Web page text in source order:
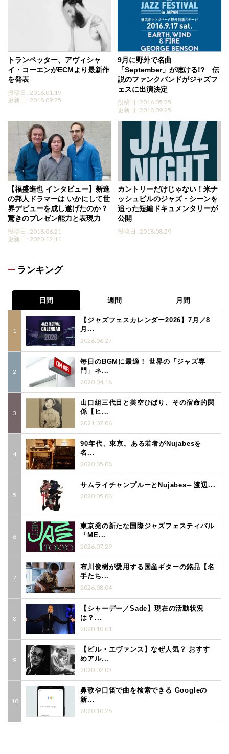
トランペッター、アヴィシャ
イ・コーエンがECMより最新作
を発表
投稿日 : 2016.01.19
更新日 : 2018.09.25
9月に野外で名曲
「September」が聴ける!? 伝
説のファンクバンドがジャズフ
ェスに出演決定
投稿日 : 2016.05.25
更新日 : 2018.09.25
【福盛進也 インタビュー】新進
の邦人ドラマーは いかにして世
界デビューを成し遂げたのか？
驚きのプレゼン能力と表現力
投稿日 : 2018.06.21
更新日 : 2020.12.11
カントリーだけじゃない！米ナ
ッシュビルのジャズ・シーンを
追った短編ドキュメンタリーが
公開
投稿日 : 2018.08.29
ランキング
日間 週間 月間
【ジャズフェスカレンダー2026】7月／8
月...
2026.06.27
毎日のBGMに最適！ 世界の「ジャズ専
門」ネ...
2020.04.18
山口組三代目と美空ひばり、その宿命的関
係【ヒ...
2021.07.06
90年代、東京。ある若者がNujabesを
名...
2020.05.08
サムライチャンプルーとNujabes─ 渡辺...
2020.05.08
東京発の新たな国際ジャズフェスティバル
「ME...
2026.07.29
布川俊樹が愛用する国産ギターの銘品【名
手たち...
2026.08.04
【シャーデー／Sade】現在の活動状況
は？...
2020.10.01
【ビル・エヴァンス】なぜ人気？ おすす
めアル...
2020.02.03
鼻歌や口笛で曲を検索できる Googleの
新...
2020.10.26